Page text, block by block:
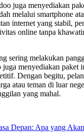
juga menyediakan
melalui smartphone
internet yang stabil,
online tanpa
sering melakukan
menyediakan paket
Dengan begitu,
atau teman di luar
yang mahal.
Depan: Apa yang